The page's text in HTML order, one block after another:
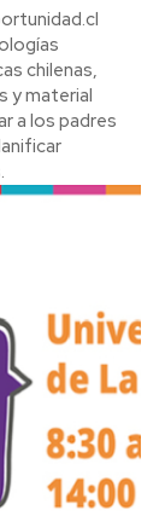
chilenas,
y material
a los padres